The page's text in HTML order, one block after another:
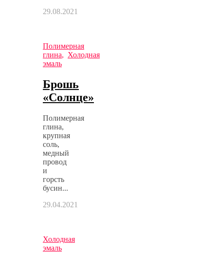
29.08.2021
Полимерная
глина, Холодная
эмаль
Брошь
«Солнце»
Полимерная
глина,
крупная
соль,
медный
провод
и
горсть
бусин...
29.04.2021
Холодная
эмаль